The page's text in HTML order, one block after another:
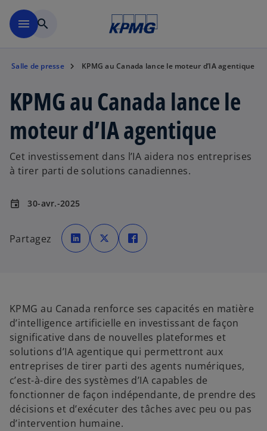
menu search
Salle de presse KPMG au Canada lance le moteur d’IA agentique
KPMG au Canada lance le
moteur d’IA agentique
Cet investissement dans l’IA aidera nos entreprises
à tirer parti de solutions canadiennes.
event 30-avr.-2025
Partagez ’
o
u
u
n
n
o
u
v
e
l
o
n
g
l
e
t
’
o
u
u
n
n
o
u
v
e
l
o
n
g
l
e
t
’
o
u
n
n
o
u
v
e
l
o
n
g
l
e
t
KPMG au Canada renforce ses capacités en matière
d’intelligence artificielle en investissant de façon
significative dans de nouvelles plateformes et
solutions d’IA agentique qui permettront aux
entreprises de tirer parti des agents numériques,
c’est-à-dire des systèmes d’IA capables de
fonctionner de façon indépendante, de prendre des
décisions et d’exécuter des tâches avec peu ou pas
d’intervention humaine.